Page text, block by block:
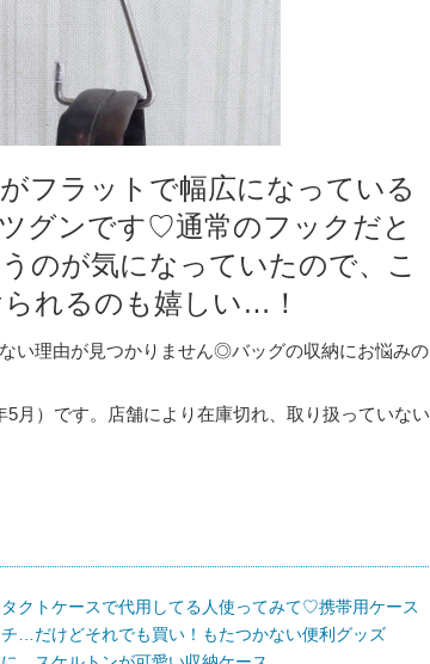
フラットで幅広になっている
グンです♡通常のフックだと
のが気になっていたので、こ
れるのも嬉しい…！
い理由が見つかりません◎バッグの収納にお悩みの
月）です。店舗により在庫切れ、取り扱っていない
クトケースで代用してる人使ってみて♡携帯用ケース
…だけどそれでも買い！もたつかない便利グッズ